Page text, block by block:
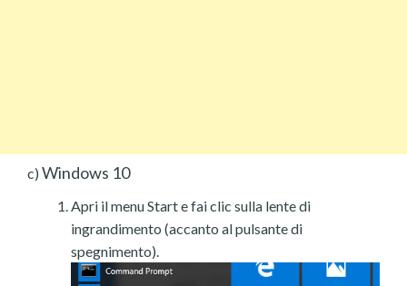
c) Windows 10
Apri il menu Start e fai clic sulla lente di
ingrandimento (accanto al pulsante di
spegnimento).